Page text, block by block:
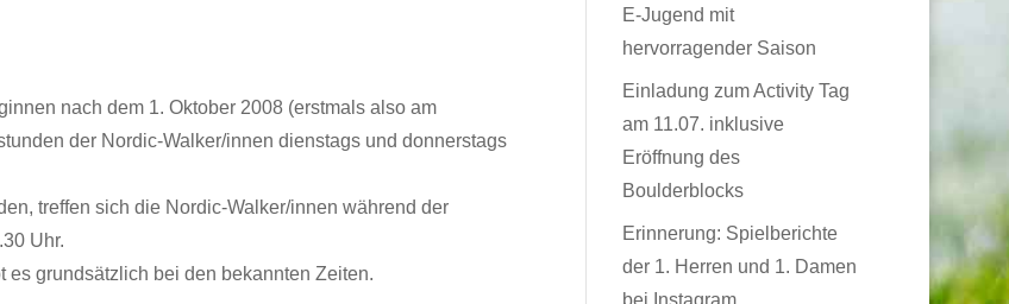
nach dem 1. Oktober 2008 (erstmals also am
der Nordic-Walker/innen dienstags und donnerstags
treffen sich die Nordic-Walker/innen während der
Uhr.
grundsätzlich bei den bekannten Zeiten.
E-Jugend mit
hervorragender Saison
Einladung zum Activity Tag
am 11.07. inklusive
Eröffnung des
Boulderblocks
Erinnerung: Spielberichte
der 1. Herren und 1. Damen
bei Instagram